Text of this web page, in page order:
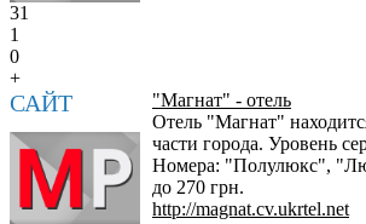
31
1
0
+
САЙТ
"Магнат" - отель
Отель "Магнат"
части города. Уровень
Номера: "Полулюкс",
до 270 грн.
http://magnat.cv.ukrtel.net